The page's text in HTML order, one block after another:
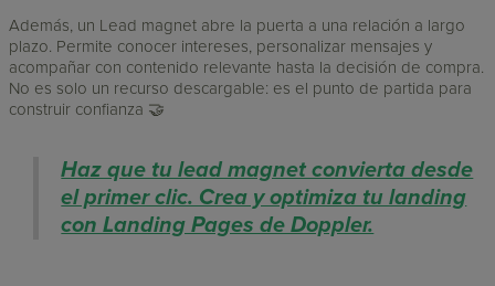
Además, un Lead magnet abre la puerta a una relación a largo
plazo. Permite conocer intereses, personalizar mensajes y
acompañar con contenido relevante hasta la decisión de compra.
No es solo un recurso descargable: es el punto de partida para
construir confianza 🤝
Haz que tu lead magnet convierta desde
el primer clic. Crea y optimiza tu landing
con Landing Pages de Doppler.